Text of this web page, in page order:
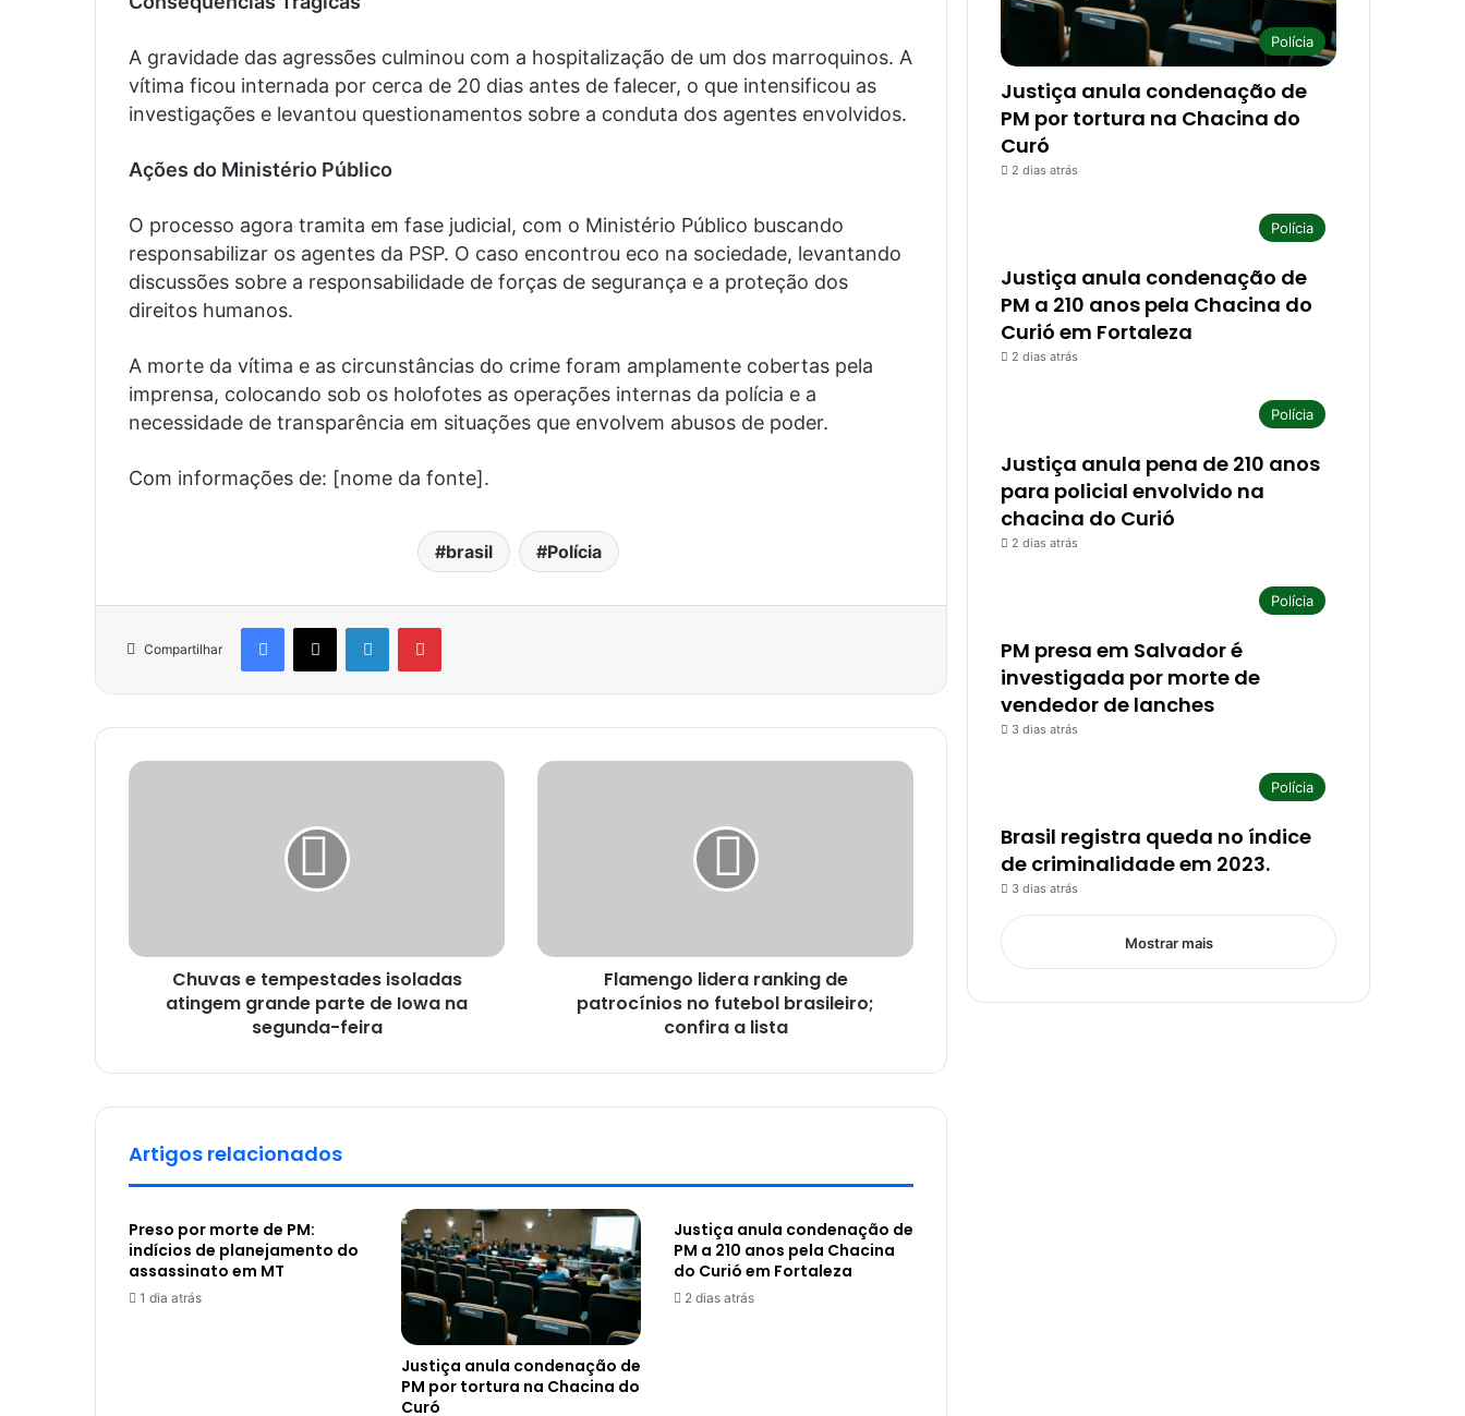
A gravidade das agressões culminou com a hospitalização de um dos marroquinos. A
vítima ficou internada por cerca de 20 dias antes de falecer, o que intensificou as
investigações e levantou questionamentos sobre a conduta dos agentes envolvidos.
Ações do Ministério Público
O processo agora tramita em fase judicial, com o Ministério Público buscando
responsabilizar os agentes da PSP. O caso encontrou eco na sociedade, levantando
discussões sobre a responsabilidade de forças de segurança e a proteção dos
direitos humanos.
A morte da vítima e as circunstâncias do crime foram amplamente cobertas pela
imprensa, colocando sob os holofotes as operações internas da polícia e a
necessidade de transparência em situações que envolvem abusos de poder.
Com informações de: [nome da fonte].
brasil Polícia
Compartilhar
Facebook
X LinkedinPinterest
Chuvas e tempestades isoladas
atingem grande parte de Iowa na
segunda-feira
Flamengo lidera ranking de
patrocínios no futebol brasileiro;
confira a lista
Artigos relacionados
Preso por morte de PM:
indícios de planejamento do
assassinato em MT
1 dia atrás
Justiça anula condenação de
PM por tortura na Chacina do
Curó
Justiça anula condenação de
PM a 210 anos pela Chacina
do Curió em Fortaleza
2 dias atrás
Polícia
Justiça anula condenação de
PM por tortura na Chacina do
Curó
2 dias atrás
Polícia
Justiça anula condenação de
PM a 210 anos pela Chacina do
Curió em Fortaleza
2 dias atrás
Polícia
Justiça anula pena de 210 anos
para policial envolvido na
chacina do Curió
2 dias atrás
Polícia
PM presa em Salvador é
investigada por morte de
vendedor de lanches
3 dias atrás
Polícia
Brasil registra queda no índice
de criminalidade em 2023.
3 dias atrás
Mostrar mais